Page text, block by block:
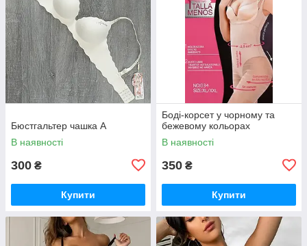
Бюстгальтер чашка А
В наявності
300 ₴
Купити
Боді-корсет у чорному та
бежевому кольорах
В наявності
350 ₴
Купити